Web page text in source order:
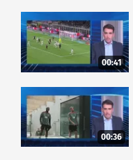
00:41
00:36